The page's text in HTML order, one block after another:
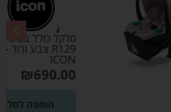
סלקל כולל בסיס
R129 צבע ורוד –
₪690.00
הוספה לסל